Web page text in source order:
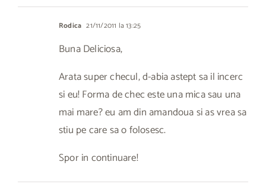
Rodica 21/11/2011 la 13:25
Buna Deliciosa,
Arata super checul, d-abia astept sa il incerc
si eu! Forma de chec este una mica sau una
mai mare? eu am din amandoua si as vrea sa
stiu pe care sa o folosesc.
Spor in continuare!